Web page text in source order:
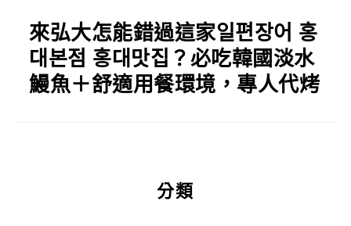
來弘大怎能錯過這家일편장어 홍
대본점 홍대맛집？必吃韓國淡水
鰻魚＋舒適用餐環境，專人代烤
分類